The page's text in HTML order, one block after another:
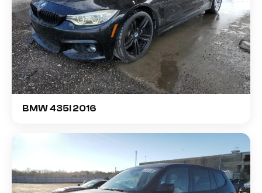
BMW 435I 2016